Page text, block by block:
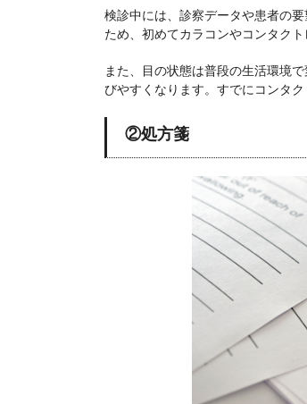
検診中には、診察データや患者の
ため、初めてカラコンやコンタク
また、目の状態は普段の生活環境
びやすくなります。すでにコンタ
②処方箋